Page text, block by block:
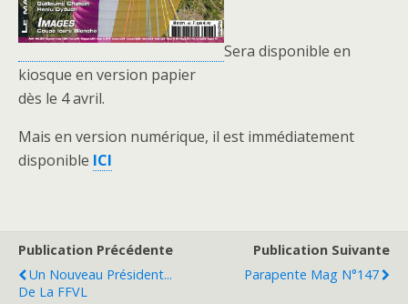
Sera disponible en
kiosque en version papier
dès le 4 avril.
Mais en version numérique, il est immédiatement
disponible ICI
Publication Précédente
Un Nouveau Président...
De La FFVL
Publication Suivante
Parapente Mag N°147